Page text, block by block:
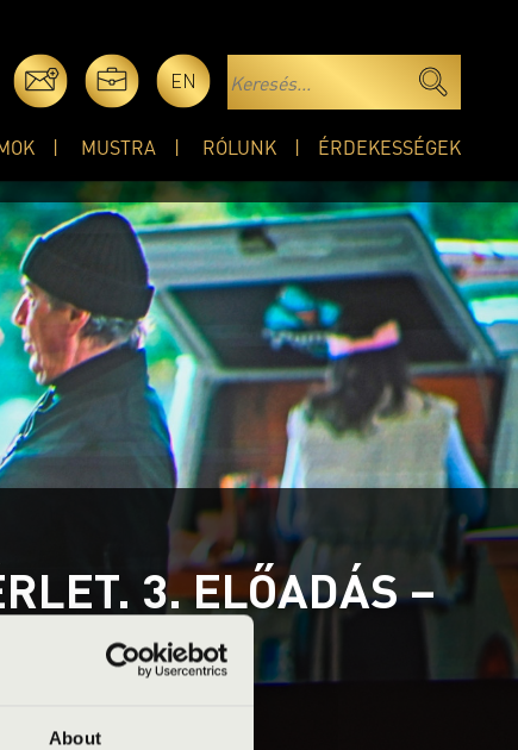
About
EN
MUSTRA RÓLUNK ÉRDEKESSÉGEK
3. ELŐADÁS –